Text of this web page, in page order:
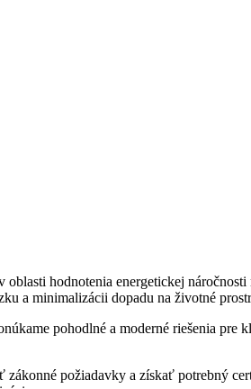
hodnotenia energetickej
a minimalizácii dopadu na životné
pohodlné a moderné riešenia pre
požiadavky a získať potrebný